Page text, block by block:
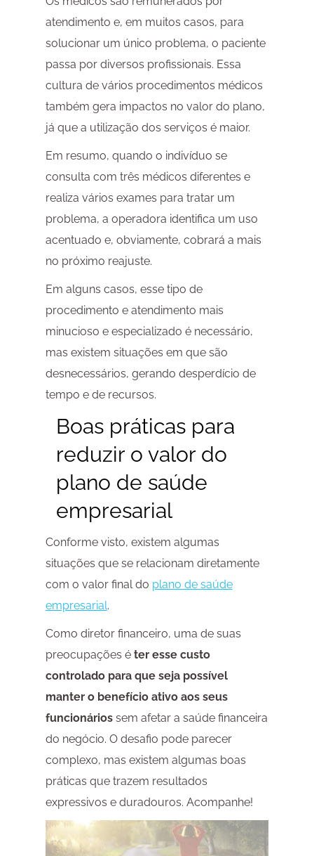
atendimento e, em muitos casos, para
solucionar um único problema, o paciente
passa por diversos profissionais. Essa
cultura de vários procedimentos médicos
também gera impactos no valor do plano,
já que a utilização dos serviços é maior.
Em resumo, quando o indivíduo se
consulta com três médicos diferentes e
realiza vários exames para tratar um
problema, a operadora identifica um uso
acentuado e, obviamente, cobrará a mais
no próximo reajuste.
Em alguns casos, esse tipo de
procedimento e atendimento mais
minucioso e especializado é necessário,
mas existem situações em que são
desnecessários, gerando desperdício de
tempo e de recursos.
Boas práticas para
reduzir o valor do
plano de saúde
empresarial
Conforme visto, existem algumas
situações que se relacionam diretamente
com o valor final do plano de saúde
empresarial.
Como diretor financeiro, uma de suas
preocupações éter esse custo
controlado para que seja possível
manter o benefício ativo aos seus
funcionários sem afetar a saúde financeira
do negócio. O desafio pode parecer
complexo, mas existem algumas boas
práticas que trazem resultados
expressivos e duradouros. Acompanhe!